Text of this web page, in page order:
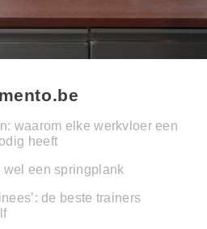
waarom elke werkvloer een
heeft
wel een springplank
de beste trainers